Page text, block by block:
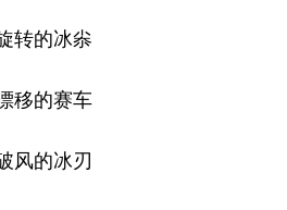
转的冰尜
移的赛车
风的冰刃